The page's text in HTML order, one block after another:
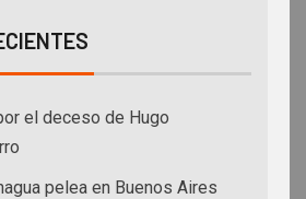
el deceso de Hugo
pelea en Buenos Aires